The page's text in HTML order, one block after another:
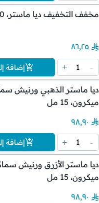
مخفف التخفيف ديا ماستر، 30 مل
٨٦٫٢٥
-
1
+ إضافة
ميكرون، 15 مل
٩٨٫٩٠
-
1
+ إضافة
ميكرون، 15 مل
٩٨٫٩٠